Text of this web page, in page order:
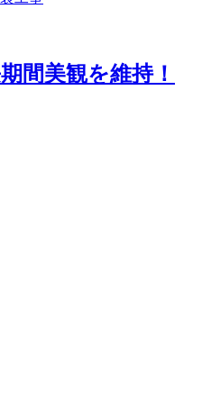
間美観を維持！